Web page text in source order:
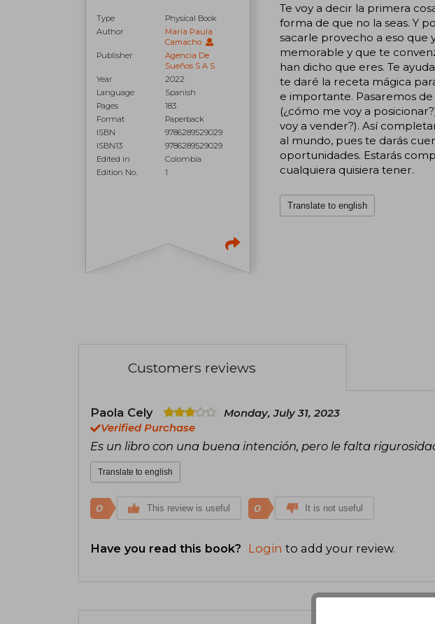
Type
Physical Book
Author
María Paula
Camacho
Publisher
Agencia De
Sueños S A S
Year
2022
Language
Spanish
Pages
183
Format
Paperback
ISBN
9786289529029
ISBN13
9786289529029
Edited in
Colombia
Edition No.
1
Te voy a decir la primera
forma de que no la seas. Y
sacarle provecho a eso que
memorable y que te
han dicho que eres. Te
te daré la receta mágica
e importante. Pasaremos
(¿cómo me voy a
voy a vender?). Así
al mundo, pues te darás
oportunidades. Estarás
cualquiera quisiera tener.
Translate to english
Customers reviews
Paola Cely
Monday, July 31, 2023
Verified Purchase
Es un libro con una buena intención, pero le falta
Translate to english
0 This review is useful 0 It is not useful
Have you read this book? Login to add your review.